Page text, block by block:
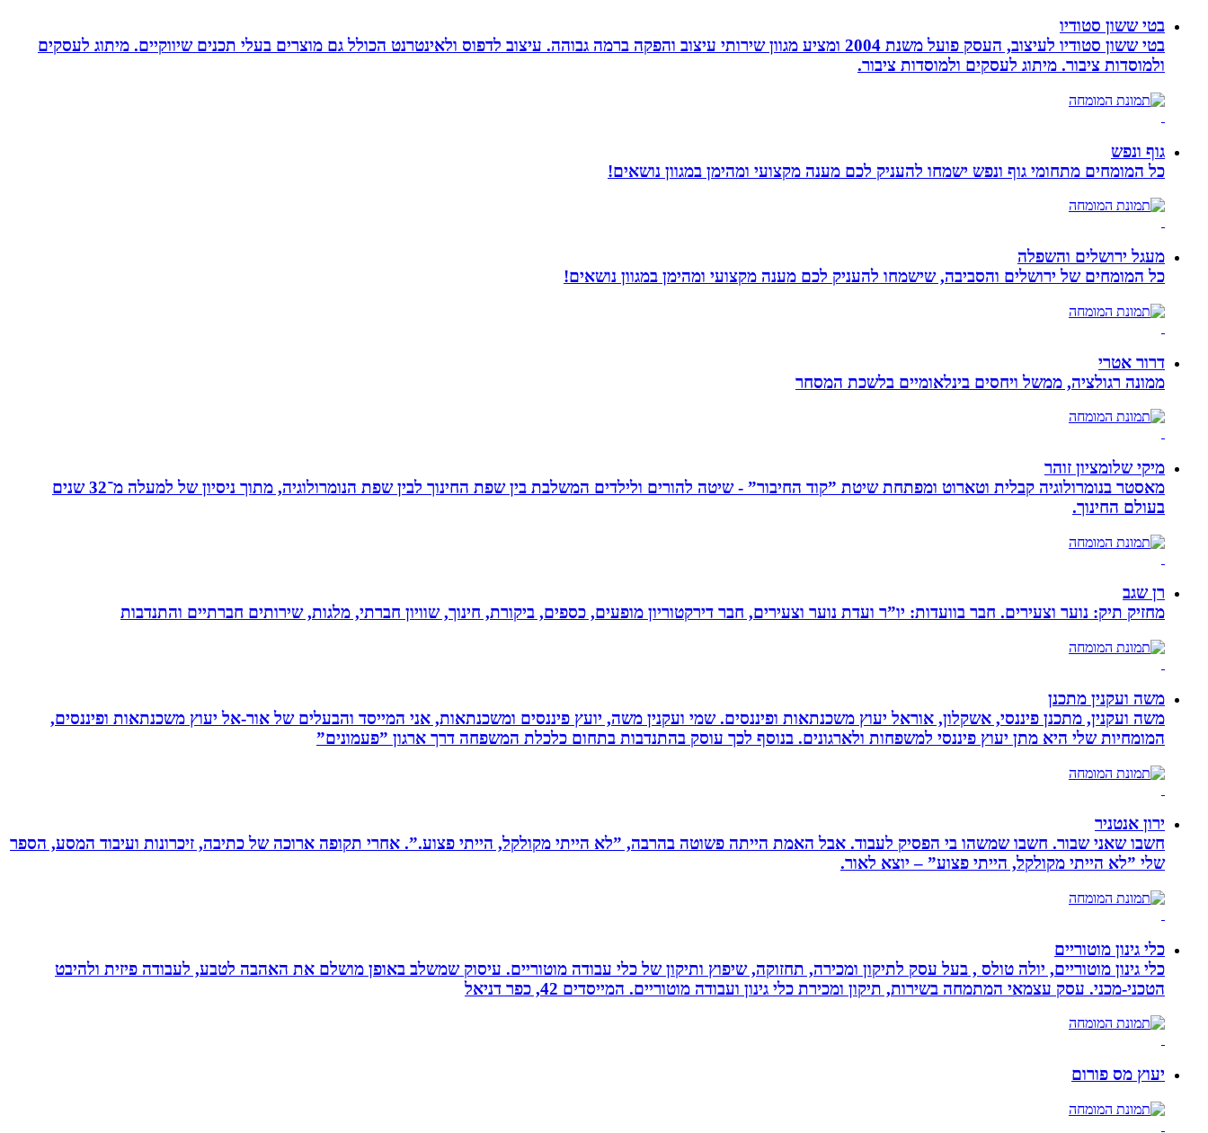
בטי ששון סטודיו
בטי ששון סטודיו לעיצוב, העסק פועל משנת 2004 ומציע מגוון שירותי עיצוב והפקה ברמה גבוהה. עיצוב לדפוס ולאינטרנט הכולל גם מוצרים בעלי תכנים שיווקיים. מיתוג לעסקים
ולמוסדות ציבור. מיתוג לעסקים ולמוסדות ציבור.
גוף ונפש
כל המומחים מתחומי גוף ונפש ישמחו להעניק לכם מענה מקצועי ומהימן במגוון נושאים!
מעגל ירושלים והשפלה
כל המומחים של ירושלים והסביבה, שישמחו להעניק לכם מענה מקצועי ומהימן במגוון נושאים!
דרור אטרי
ממונה רגולציה, ממשל ויחסים בינלאומיים בלשכת המסחר
מיקי שלומציון זוהר
מאסטר בנומרולוגיה קבלית וטארוט ומפתחת שיטת ”קוד החיבור” - שיטה להורים ולילדים המשלבת בין שפת החינוך לבין שפת הנומרולוגיה, מתוך ניסיון של למעלה מ־32 שנים
בעולם החינוך.
רן שגב
מחזיק תיק: נוער וצעירים. חבר בוועדות: יו”ר ועדת נוער וצעירים, חבר דירקטוריון מופעים, כספים, ביקורת, חינוך, שוויון חברתי, מלגות, שירותים חברתיים והתנדבות
משה ועקנין מתכנן
משה ועקנין, מתכנן פיננסי, אשקלון, אוראל יעוץ משכנתאות ופיננסים. שמי ועקנין משה, יועץ פיננסים ומשכנתאות, אני המייסד והבעלים של אור-אל יעוץ משכנתאות ופיננסים,
המומחיות שלי היא מתן יעוץ פיננסי למשפחות ולארגונים. בנוסף לכך עוסק בהתנדבות בתחום כלכלת המשפחה דרך ארגון ”פעמונים”
ירון אנטניר
חשבו שאני שבור. חשבו שמשהו בי הפסיק לעבוד. אבל האמת הייתה פשוטה בהרבה, ”לא הייתי מקולקל, הייתי פצוע.”. אחרי תקופה ארוכה של כתיבה, זיכרונות ועיבוד המסע, הספר
שלי ”לא הייתי מקולקל, הייתי פצוע” – יוצא לאור.
כלי גינון מוטוריים
כלי גינון מוטוריים, יולה טולס , בעל עסק לתיקון ומכירה, תחזוקה, שיפוץ ותיקון של כלי עבודה מוטוריים. עיסוק שמשלב באופן מושלם את האהבה לטבע, לעבודה פיזית ולהיבט
הטכני-מכני. עסק עצמאי המתמחה בשירות, תיקון ומכירת כלי גינון ועבודה מוטוריים. המייסדים 42, כפר דניאל
יעוץ מס פורום